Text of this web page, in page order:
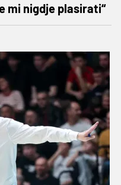
mi nigdje plasirati“